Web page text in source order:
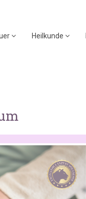
Heilkunde